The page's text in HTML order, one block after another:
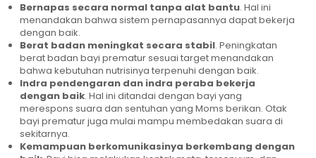
Bernapas secara normal tanpa alat bantu. Hal ini
menandakan bahwa sistem pernapasannya dapat bekerja
dengan baik.
Berat badan meningkat secara stabil. Peningkatan
berat badan bayi prematur sesuai target menandakan
bahwa kebutuhan nutrisinya terpenuhi dengan baik.
Indra pendengaran dan indra peraba bekerja
dengan baik. Hal ini ditandai dengan bayi yang
merespons suara dan sentuhan yang Moms berikan. Otak
bayi prematur juga mulai mampu membedakan suara di
sekitarnya.
Kemampuan berkomunikasinya berkembang dengan